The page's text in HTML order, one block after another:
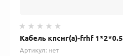
Кабель кпснг(а)-frhf 1*2*0.5
Артикул: нет